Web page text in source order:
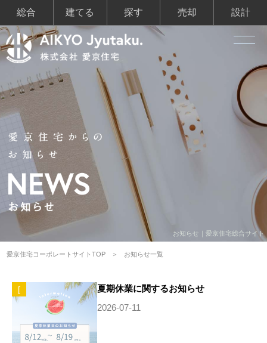
総合 建てる 探す 売却 設計
お知らせ｜愛京住宅総合サイト
愛京住宅コーポレートサイトTOP お知らせ一覧
[
夏期休業に関するお知らせ
2026-07-11